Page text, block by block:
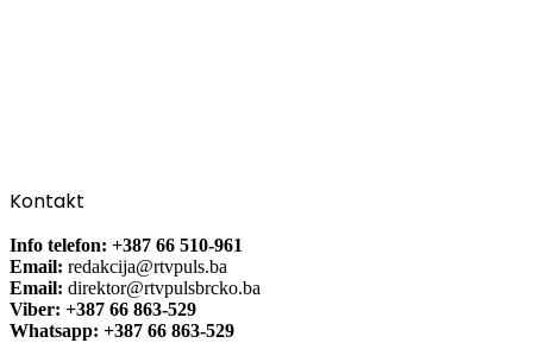
Kontakt
Info telefon: +387 66 510-961
Email: redakcija@rtvpuls.ba
Email: direktor@rtvpulsbrcko.ba
Viber: +387 66 863-529
Whatsapp: +387 66 863-529